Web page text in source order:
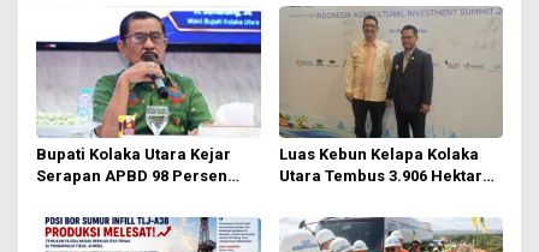
s
i
p
o
s
Bupati Kolaka Utara Kejar
Serapan APBD 98 Persen
Belanja dan Hindari
Program Mandek
Luas Kebun Kelapa Kolaka
Utara Tembus 3.906 Hektare,
ke Investor